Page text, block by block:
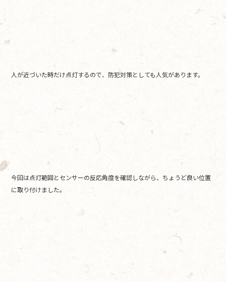
人が近づいた時だけ点灯するので、防犯対策としても人気があります。
今回は点灯範囲とセンサーの反応角度を確認しながら、ちょうど良い位置
に取り付けました。